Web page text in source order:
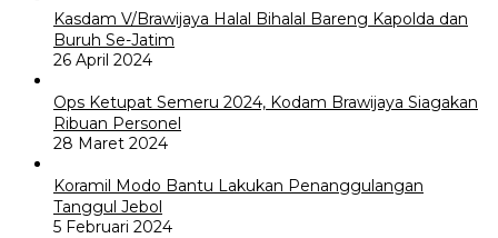
Kasdam V/Brawijaya Halal Bihalal Bareng Kapolda dan
Buruh Se-Jatim
26 April 2024
Ops Ketupat Semeru 2024, Kodam Brawijaya Siagakan
Ribuan Personel
28 Maret 2024
Koramil Modo Bantu Lakukan Penanggulangan
Tanggul Jebol
5 Februari 2024